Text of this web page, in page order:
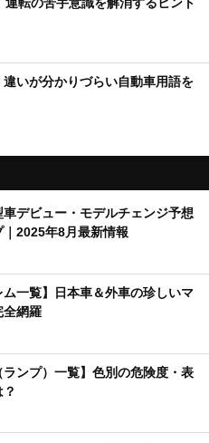
違いが分かりづらい自動車用語を
車デビュー・モデルチェンジ予想
｜2025年8月最新情報
ム一覧】日本車＆外車の珍しいマ
全網羅
ランプ）一覧】色別の危険度・表